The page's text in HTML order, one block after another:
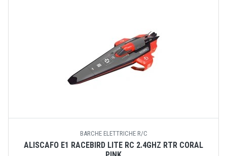
BARCHE ELETTRICHE R/C
ALISCAFO E1 RACEBIRD LITE RC 2.4GHZ RTR CORAL